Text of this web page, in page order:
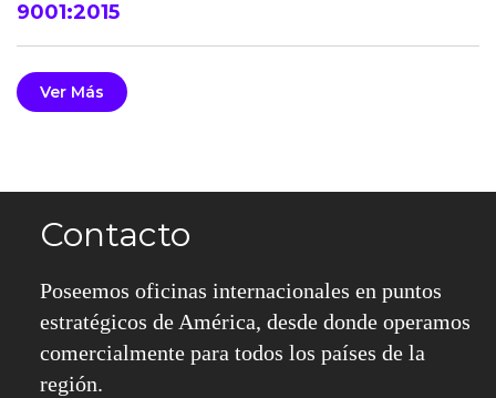
9001:2015
Ver Más
Contacto
Poseemos oficinas internacionales en puntos
estratégicos de América, desde donde operamos
comercialmente para todos los países de la
región.